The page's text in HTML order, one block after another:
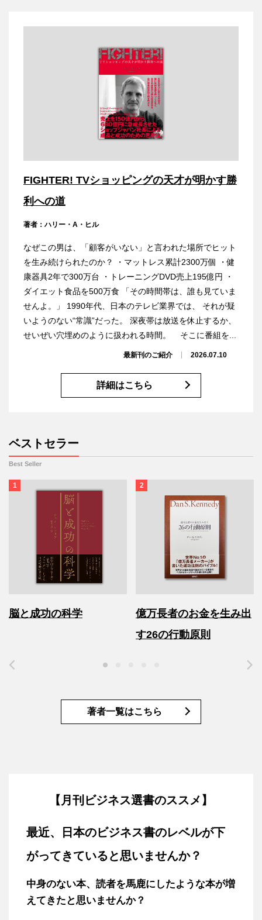
FIGHTER! TVショッピングの天才が明かす勝
利への道
著者：ハリー・A・ヒル
なぜこの男は、「顧客がいない」と言われた場所でヒット
を生み続けられたのか？ ・マットレス累計2300万個 ・健
康器具2年で300万台 ・トレーニングDVD売上195億円 ・
ダイエット食品を500万食 「その時間帯は、誰も見ていま
せんよ。」 1990年代、日本のテレビ業界では、 それが疑
いようのない“常識”だった。 深夜帯は放送を休止するか、
せいぜい穴埋めのように扱われる時間。 そこに番組を...
最新刊のご紹介 2026.07.10
詳細はこちら
ベストセラー
Best Seller
脳と成功の科学
億万長者のお金を生み出
す26の行動原則
著者一覧はこちら
【月刊ビジネス選書のススメ】
最近、日本のビジネス書のレベルが下
がってきていると思いませんか？
中身のない本、読者を馬鹿にしたような本が増
えてきたと思いませんか？